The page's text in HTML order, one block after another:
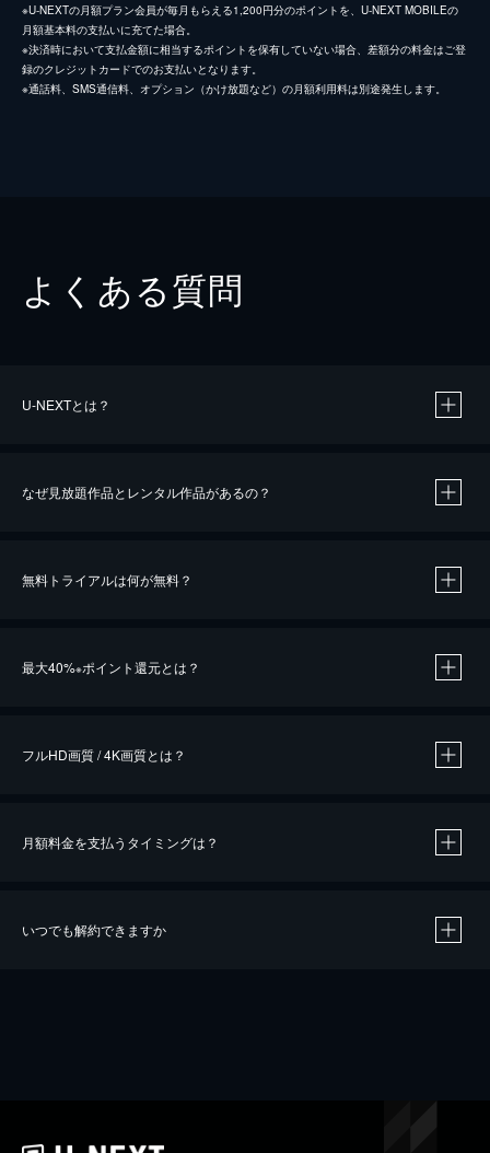
※U-NEXTの月額プラン会員が毎月もらえる1,200円分のポイントを、U-NEXT MOBILEの
月額基本料の支払いに充てた場合。
※決済時において支払金額に相当するポイントを保有していない場合、差額分の料金はご登
録のクレジットカードでのお支払いとなります。
※通話料、SMS通信料、オプション（かけ放題など）の月額利用料は別途発生します。
よくある質問
U-NEXTとは？
なぜ見放題作品とレンタル作品があるの？
無料トライアルは何が無料？
最大40%※ポイント還元とは？
※40％ポイント還元の対象は、クレジットカード決済による作品の購入 / レンタルです。
iOSアプリのUコイン決済による作品の購入 / レンタルは、20％のポイント還元です。
フルHD画質 / 4K画質とは？
月額料金を支払うタイミングは？
いつでも解約できますか